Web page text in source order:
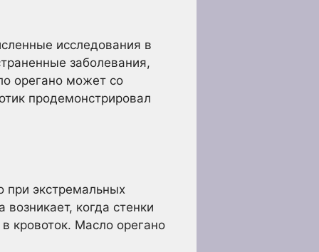
исследования в
заболевания,
орегано может со
продемонстрировал
при экстремальных
когда стенки
кровоток. Масло орегано